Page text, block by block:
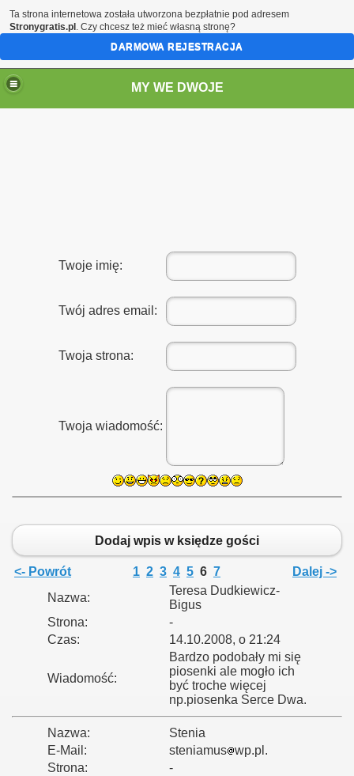
MY WE DWOJE
Twoje imię:
Twój adres email:
Twoja strona:
Twoja wiadomość:
Dodaj wpis w księdze gości
<- Powrót 1 2 3 4 5 6 7
Dalej ->
Nazwa:
Teresa Dudkiewicz-
Bigus
Strona:
-
Czas:
14.10.2008, o 21:24
Wiadomość:
Bardzo podobały mi się
piosenki ale mogło ich
być troche więcej
np.piosenka Serce Dwa.
Nazwa:
Stenia
E-Mail:
steniamus wp.pl.
Strona:
-
Ta strona internetowa została utworzona bezpłatnie pod adresem
Stronygratis.pl . Czy chcesz też mieć własną stronę?
DARMOWA REJESTRACJA